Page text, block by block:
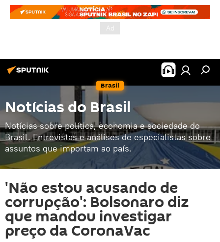
Brasil
Notícias do Brasil
Notícias sobre política, economia e sociedade do
Brasil. Entrevistas e análises de especialistas sobre
assuntos que importam ao país.
'Não estou acusando de
corrupção': Bolsonaro diz
que mandou investigar
preço da CoronaVac